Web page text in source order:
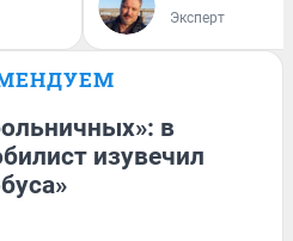
Эксперт
в
изувечил